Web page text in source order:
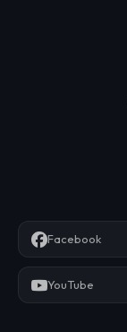
Facebook
YouTube